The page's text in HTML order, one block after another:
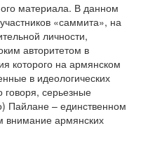
материала. В данном
«саммита», на
личности,
авторитетом в
которого на армянском
в идеологических
говоря, серьезные
Пайлане – единственном
внимание армянских